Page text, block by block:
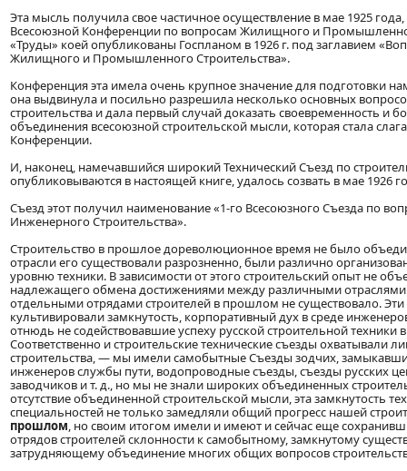
Эта мысль получила свое частичное осуществление в мае 1925
Всесоюзной Конференции по вопросам Жилищного и
«Труды» коей опубликованы Госпланом в 1926 г. под заглавием
Жилищного и Промышленного Строительства».
Конференция эта имела очень крупное значение для подготовки
она выдвинула и посильно разрешила несколько основных
строительства и дала первый случай доказать своевременность и
объединения всесоюзной строительской мысли, которая стала
Конференции.
И, наконец, намечавшийся широкий Технический Съезд по
опубликовываются в настоящей книге, удалось созвать в мае 1926
Съезд этот получил наименование «1-го Всесоюзного Съезда по
Инженерного Строительства».
Строительство в прошлое дореволюционное время не было
отрасли его существовали разрозненно, были различно
уровню техники. В зависимости от этого строительский опыт не
надлежащего обмена достижениями между различными
отдельными отрядами строителей в прошлом не существовало. Эти
культивировали замкнутость, корпоративный дух в среде
отнюдь не содействовавшие успеху русской строительной техники
Соответственно и строительские технические съезды охватывали
строительства, — мы имели самобытные Съезды зодчих,
инженеров службы пути, водопроводные съезды, съезды русских
заводчиков и т. д., но мы не знали широких объединенных
отсутствие объединенной строительской мысли, эта замкнутость
специальностей не только замедляли общий прогресс нашей
прошлом, но своим итогом имели и имеют и сейчас еще
отрядов строителей склонности к самобытному, замкнутому
затрудняющему объединение многих общих вопросов